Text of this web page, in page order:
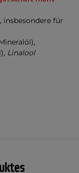
insbesondere für
, Linalool